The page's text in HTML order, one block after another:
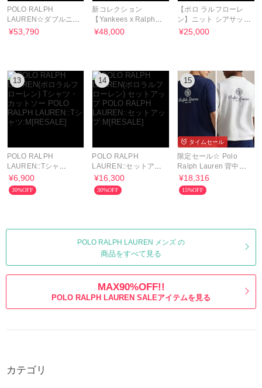
POLO RALPH
LAUREN☆ダブルニッ
ト パーカー＆パンツ
¥53,790
新コレクション
【Yankees x Ralph
Lauren x New Era】
¥48,000
【ポロ ラルフローレ
ン】ニット シアサッカ
ー 半袖 セットアップ
¥25,000
13
POLO RALPH
LAUREN::Tシャ
ツ:M[RESALE]
¥6,900
30%OFF
14
POLO RALPH
LAUREN::セットアッ
プ:M[RESALE]
¥16,300
30%OFF
15
タイムセール
限定セール☆ Polo
Ralph Lauren 背中ロ
ゴ Tシャツ
¥18,316
15%OFF
POLO RALPH LAUREN メンズ の
商品をすべて見る
MAX90%OFF!!
POLO RALPH LAUREN SALEアイテムを見る
カテゴリ